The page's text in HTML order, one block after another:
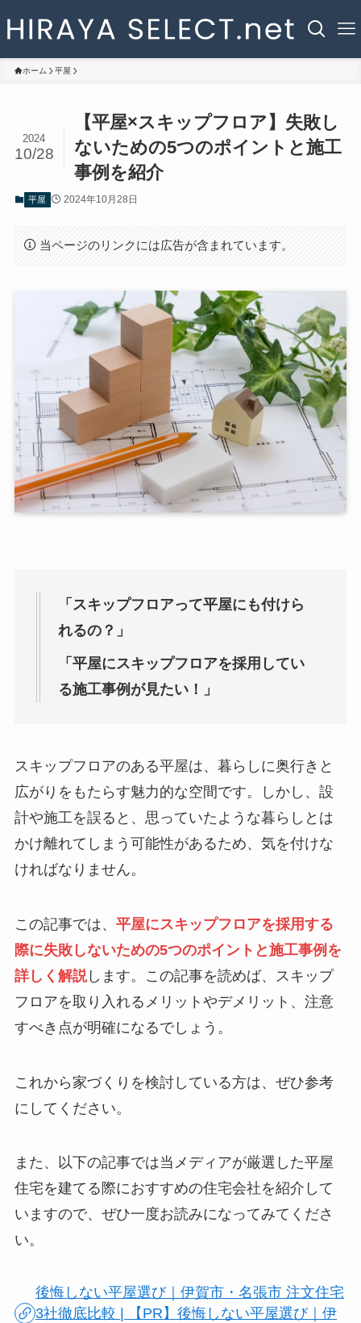
ホーム 平屋
【平屋×スキップフロア】失敗し
ないための5つのポイントと施工
事例を紹介
2024
10/28
平屋 2024年10月28日
当ページのリンクには広告が含まれています。
「スキップフロアって平屋にも付けら
れるの？」
「平屋にスキップフロアを採用してい
る施工事例が見たい！」
スキップフロアのある平屋は、暮らしに奥行きと
広がりをもたらす魅力的な空間です。しかし、設
計や施工を誤ると、思っていたような暮らしとは
かけ離れてしまう可能性があるため、気を付けな
ければなりません。
この記事では、 平屋にスキップフロアを採用する
際に失敗しないための5つのポイントと施工事例を
詳しく解説します。この記事を読めば、スキップ
フロアを取り入れるメリットやデメリット、注意
すべき点が明確になるでしょう。
これから家づくりを検討している方は、ぜひ参考
にしてください。
また、以下の記事では当メディアが厳選した平屋
住宅を建てる際におすすめの住宅会社を紹介して
いますので、ぜひ一度お読みになってみてくださ
い。
後悔しない平屋選び｜伊賀市・名張市 注文住宅
3社徹底比較 | 【PR】後悔しない平屋選び｜伊